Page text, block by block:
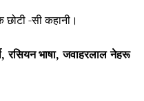
-सी कहानी।
रसियन भाषा,जवाहरलाल नेहरू